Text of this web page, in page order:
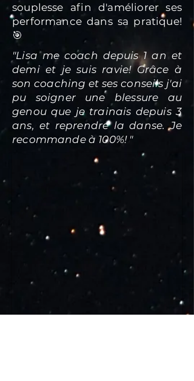
souplesse afin d'améliorer ses
performance dans sa pratique!
🎯
"Lisa me coach depuis 1 an et
demi et je suis ravie! Grâce à
son coaching et ses conseils j'ai
pu soigner une blessure au
genou que je trainais depuis 3
ans, et reprendre la danse. Je
recommande à 100%! "